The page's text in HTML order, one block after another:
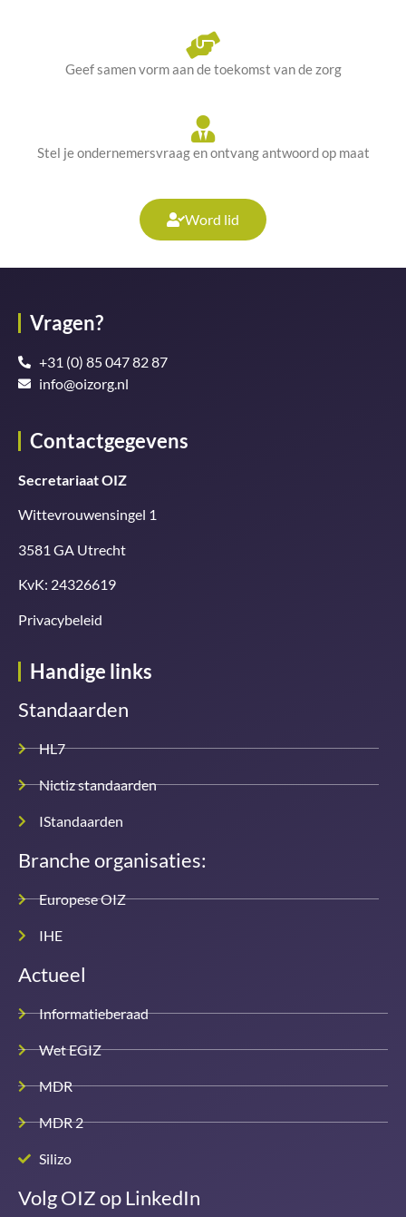
Geef samen vorm aan de toekomst van de zorg
Stel je ondernemersvraag en ontvang antwoord op maat
Word lid
Vragen?
+31 (0) 85 047 82 87
info@oizorg.nl
Contactgegevens
Secretariaat OIZ
Wittevrouwensingel 1
3581 GA Utrecht
KvK: 24326619
Privacybeleid
Handige links
Standaarden
HL7
Nictiz standaarden
IStandaarden
Branche organisaties:
Europese OIZ
IHE
Actueel
Informatieberaad
Wet EGIZ
MDR
MDR 2
Silizo
Volg OIZ op LinkedIn